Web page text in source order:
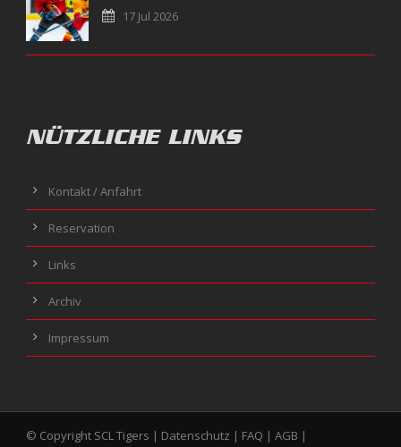
17 Jul 2026
NÜTZLICHE LINKS
Kontakt / Anfahrt
Reservation
Links
Archiv
Impressum
© Copyright SCL Tigers | Datenschutz | FAQ | AGB |